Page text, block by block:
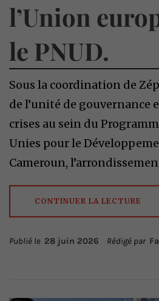
l’Union
le PNUD.
Sous la coordination de
de l’unité de gouvernance
crises au sein du
Unies pour le
Cameroun,
CONTINUER LA LECTURE
Publié le 28 juin 2026 Rédigé par